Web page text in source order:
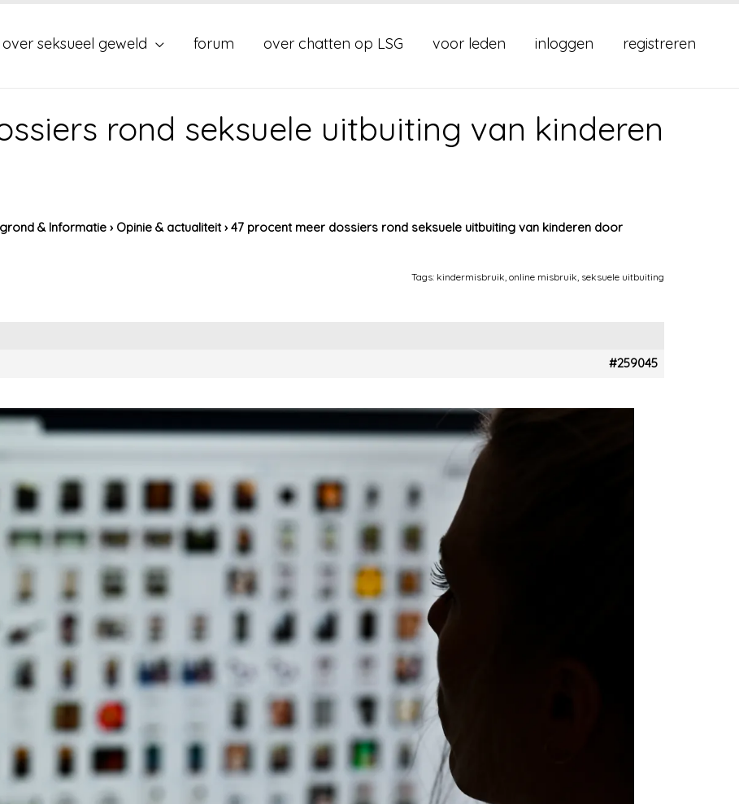
over seksueel geweld forum over chatten op LSG voor leden inloggen registreren
rond seksuele uitbuiting van kinderen
& Informatie › Opinie & actualiteit › 47 procent meer dossiers rond seksuele uitbuiting van kinderen door
Tags: kindermisbruik, online misbruik, seksuele uitbuiting
#259045